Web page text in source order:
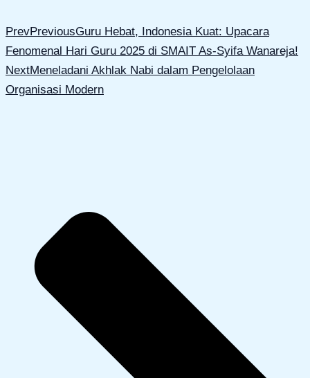
PrevPreviousGuru Hebat, Indonesia Kuat: Upacara
Fenomenal Hari Guru 2025 di SMAIT As-Syifa Wanareja!
NextMeneladani Akhlak Nabi dalam Pengelolaan
Organisasi Modern